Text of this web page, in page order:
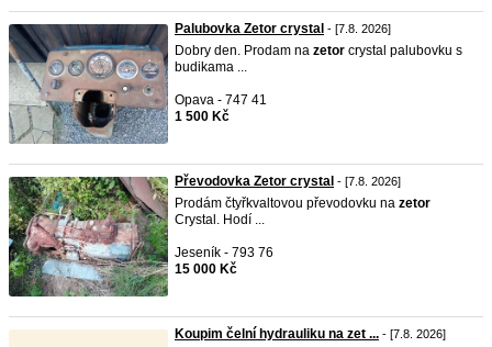
Palubovka Zetor crystal - [7.8. 2026]
Dobry den. Prodam na zetor crystal palubovku s
budikama ...
Opava - 747 41
1 500 Kč
Převodovka Zetor crystal - [7.8. 2026]
Prodám čtyřkvaltovou převodovku na zetor
Crystal. Hodí ...
Jeseník - 793 76
15 000 Kč
Koupim čelní hydrauliku na zet ... - [7.8. 2026]